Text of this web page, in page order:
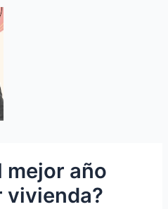
mejor año
vivienda?